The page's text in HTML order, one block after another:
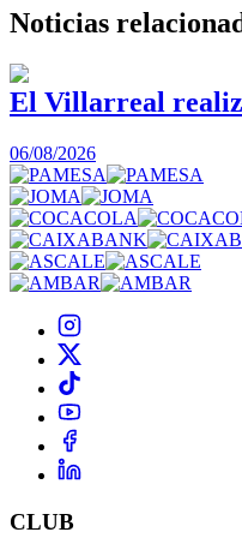
Noticias
El Villarreal
06/08/2026
CLUB